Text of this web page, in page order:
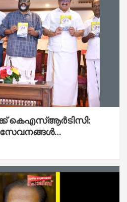
കെഎസ്ആർടിസി:
സേവനങ്ങൾ
– മന്ത്രി സി പി